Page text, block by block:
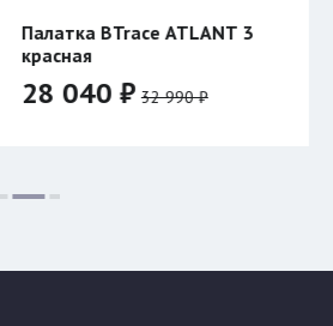
Компенсатор плавучести
1 070 ₽